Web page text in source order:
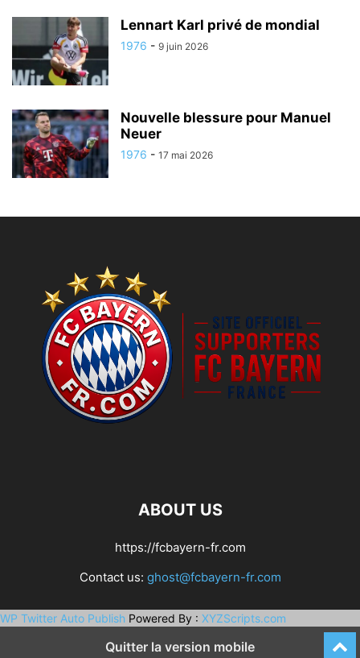
Lennart Karl privé de mondial
1976 - 9 juin 2026
Nouvelle blessure pour Manuel
Neuer
1976 - 17 mai 2026
ABOUT US
https://fcbayern-fr.com
Contact us: ghost@fcbayern-fr.com
WP Twitter Auto Publish Powered By : XYZScripts.com
Quitter la version mobile